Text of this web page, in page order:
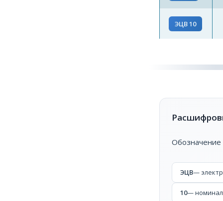
ЭЦВ 10
Обозначение
ЭЦВ—
10—